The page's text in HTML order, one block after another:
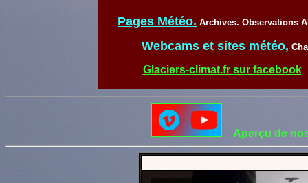
Pages Météo. Archives. Observations
Webcams et sites météo,
Glaciers-climat.fr sur facebook
Aperçu de